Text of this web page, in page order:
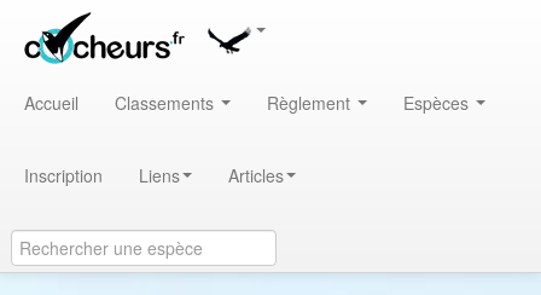
Accueil Classements Règlement Espèces
Inscription Liens Articles